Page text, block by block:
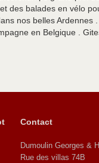
des balades en vélo
nos belles
en Belgique .
Contact
Dumoulin Georges &
Rue des villas 74B